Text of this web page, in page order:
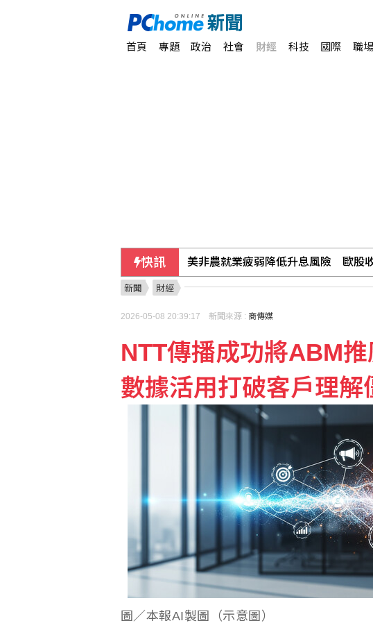
首頁 專題 政治 社會 財經 科技 國際 職場
快訊 美非農就業疲弱降低升息風險 歐股
新聞 財經
2026-05-08 20:39:17 新聞來源 : 商傳媒
NTT傳播成功將ABM
數據活用打破客戶理解
圖／本報AI製圖（示意圖）